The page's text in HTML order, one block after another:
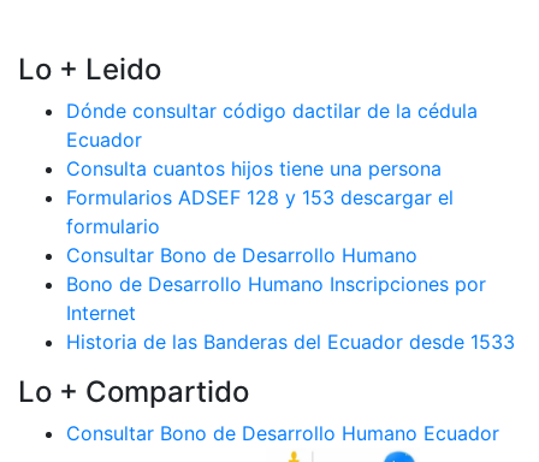
Lo + Leido
Dónde consultar código dactilar de la cédula
Ecuador
Consulta cuantos hijos tiene una persona
Formularios ADSEF 128 y 153 descargar el
formulario
Consultar Bono de Desarrollo Humano
Bono de Desarrollo Humano Inscripciones por
Internet
Historia de las Banderas del Ecuador desde 1533
Lo + Compartido
Consultar Bono de Desarrollo Humano Ecuador